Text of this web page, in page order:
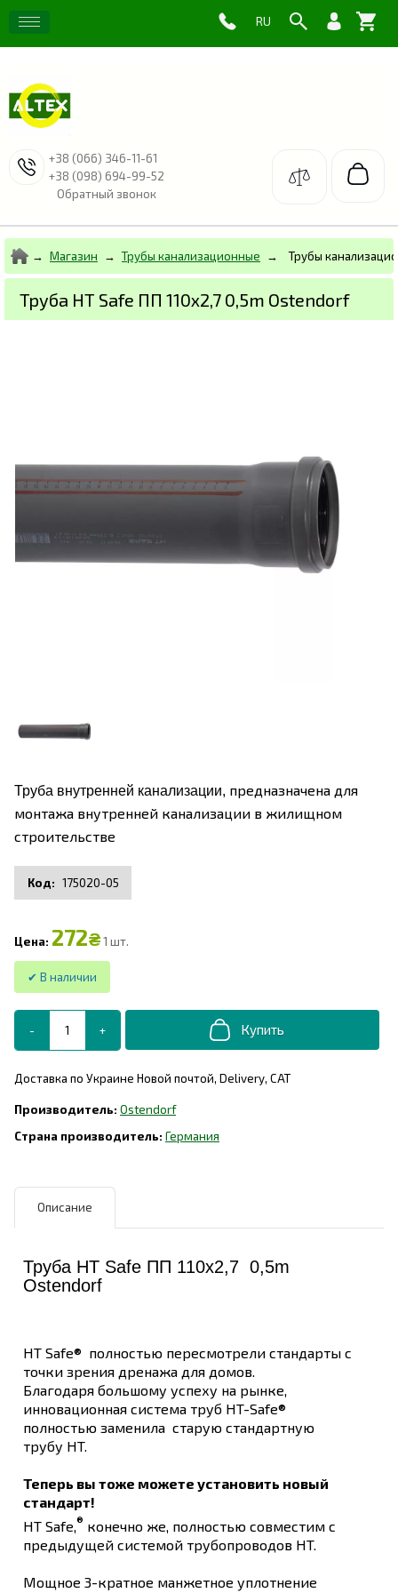
+38 (066) 346-11-61
+38 (098) 694-99-52
Обратный звонок
Магазин Трубы канализационные Трубы
Труба HT Safe ПП 110х2,7 0,5m Ostendorf
Труба внутренней канализации, предназначена для
монтажа внутренней канализации в жилищном
строительстве
175020-05
272₴1 шт.
Доставка по Украине Новой почтой, Delivery, САТ
Ostendorf
Германия
Описание
Труба HT Safe ПП 110х2,7 0,5m
Ostendorf
HT Safe® полностью пересмотрели стандарты с
точки зрения дренажа для домов.
Благодаря большому успеху на рынке,
инновационная система труб HT-Safe®
полностью заменила старую стандартную
трубу HT.
Теперь вы тоже можете установить новый
стандарт!
HT Safe, ® конечно же, полностью совместим с
предыдущей системой трубопроводов HT.
Мощное 3-кратное манжетное уплотнение